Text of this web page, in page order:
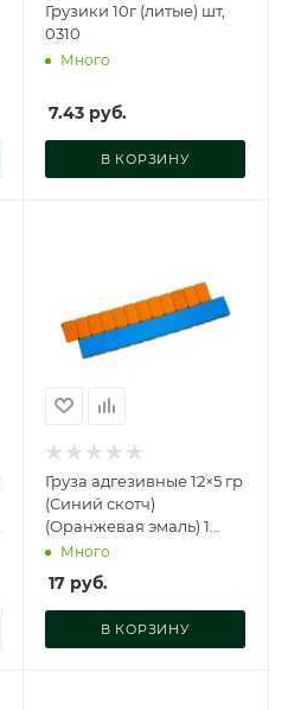
Грузики 10г (литые) шт,
0310
Много
7.43руб.
В КОРЗИНУ
Груза адгезивные 12×5 гр
(Синий скотч)
(Оранжевая эмаль) 1
полоска, FE-071O
Много
17руб.
В КОРЗИНУ